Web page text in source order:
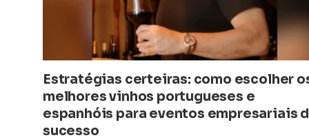
Estratégias certeiras: como escolher
melhores vinhos portugueses e
espanhóis para eventos empresariais
sucesso